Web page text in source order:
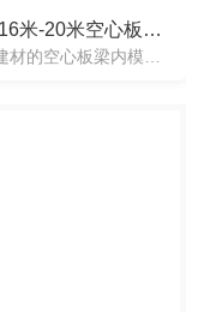
河南16米-20米空心板桥梁内模厂家